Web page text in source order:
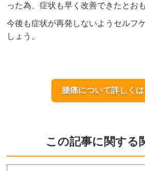
った為、症状も早く改善できたとお
今後も症状が再発しないようセルフ
しょう。
腰痛について詳しく
この記事に関する